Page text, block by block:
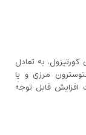
به تعادل
مرزی و یا
افزایش قابل ‌توجه